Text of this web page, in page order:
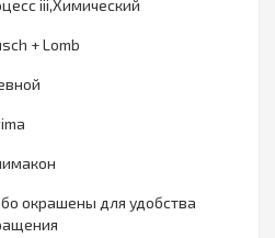
iii,Химический
+ Lomb
окрашены для удобства